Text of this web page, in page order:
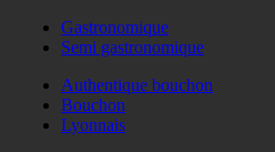
Gastronomique
Semi gastronomique
Authentique bouchon
Bouchon
Lyonnais